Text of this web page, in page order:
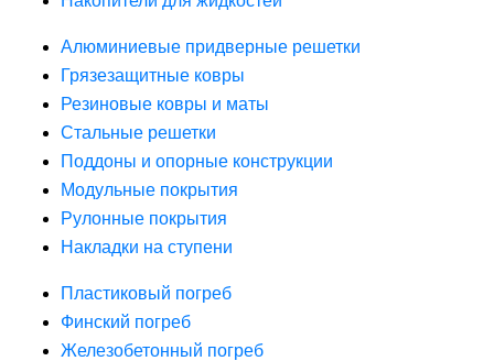
Алюминиевые придверные решетки
Грязезащитные ковры
Резиновые ковры и маты
Стальные решетки
Поддоны и опорные конструкции
Модульные покрытия
Рулонные покрытия
Накладки на ступени
Пластиковый погреб
Финский погреб
Железобетонный погреб